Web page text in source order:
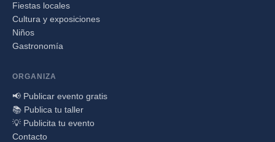
Fiestas locales
Cultura y exposiciones
Niños
Gastronomía
ORGANIZA
📢 Publicar evento gratis
📚 Publica tu taller
💡 Publicita tu evento
Contacto